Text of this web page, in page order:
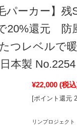
パーカー】
20%還元 防
つレベルで
本製 No.2254
¥22,000 (税
[ポイント還元
リンプロジェクト